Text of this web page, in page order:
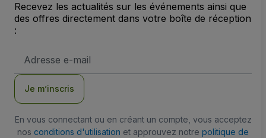
Recevez les actualités sur les événements ainsi que
des offres directement dans votre boîte de réception
:
e-
Je m’inscris
En vous connectant ou en créant un compte, vous acceptez
nos conditions d'utilisation et approuvez notre politique de